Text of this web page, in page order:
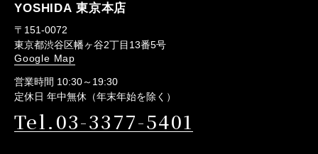
YOSHIDA 東京本店
〒151-0072
東京都渋谷区幡ヶ谷2丁目13番5号
Google Map
営業時間 10:30～19:30
定休日 年中無休（年末年始を除く）
Tel.03-3377-5401